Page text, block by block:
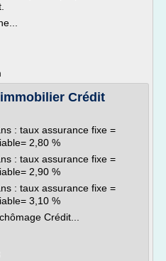
Crédit
: taux assurance fixe =
2,80 %
: taux assurance fixe =
2,90 %
: taux assurance fixe =
3,10 %
Crédit...